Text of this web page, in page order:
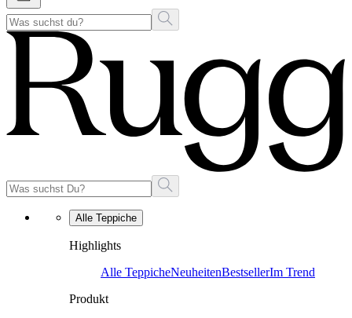
Alle Teppiche
Highlights
Alle TeppicheNeuheitenBestsellerIm Trend
Produkt